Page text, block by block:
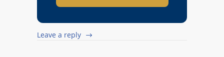
Leave a reply